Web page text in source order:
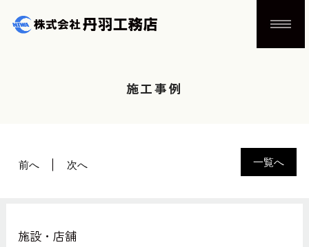
施工事例
一覧へ
前へ 次へ
施設・店舗